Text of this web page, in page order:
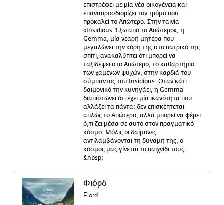
επιστρέφει με μία νέα οικογένεια και
επαναπροσδιορίζει τον τρόμο που
προκαλεί το Απώτερο. Στην ταινία
«Insidious: Έξω από το Απώτερο», η
Gemma, μία νεαρή μητέρα που
μεγαλώνει την κόρη της στο πατρικό της
σπίτι, ανακαλύπτει ότι μπορεί να
ταξιδέψει στο Απώτερο, το καθαρτήριο
των χαμένων ψυχών, στην καρδιά του
σύμπαντος του Insidious. Όταν κάτι
δαιμονικό την κυνηγάει, η Gemma
διαπιστώνει ότι έχει μία ικανότητα που
αλλάζει τα πάντα: δεν επισκέπτεται
απλώς το Απώτερο, αλλά μπορεί να φέρει
ό,τι ζει μέσα σε αυτό στον πραγματικό
κόσμο. Μόλις οι δαίμονες
αντιλαμβάνονται τη δύναμή της, ο
κόσμος μας γίνεται το παιχνίδι τους.
&nbsp;
Φιόρδ
Fjord